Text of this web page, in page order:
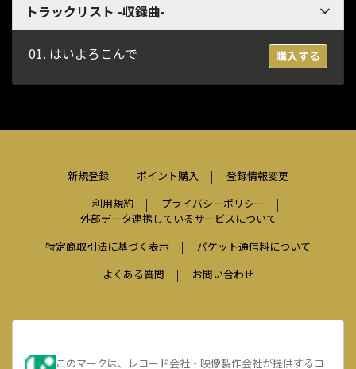
トラックリスト -収録曲-
01. はいよろこんで 購入する
新規登録 ポイント購入
登録情報変更
利用規約
プライバシーポリシー
外部データ連携しているサービスについて
特定商取引法に基づく表示
パケット通信料について
よくある質問
お問い合わせ
このマークは、レコード会社・映像製作会社が提供するコ